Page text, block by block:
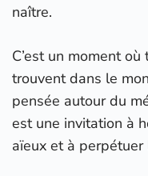
naître.
C’est un moment
trouvent dans le
pensée autour du
est une invitation à
aïeux et à perpétuer